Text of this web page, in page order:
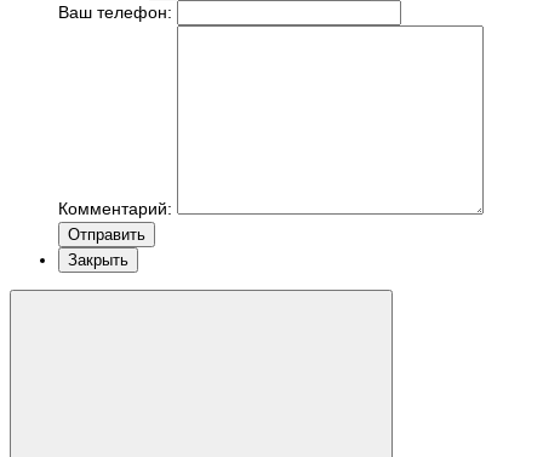
Ваш телефон:
Комментарий:
Отправить
Закрыть